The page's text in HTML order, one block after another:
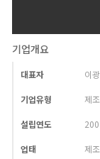
기업개요
대표자 이
기업유형 제
설립연도
업태 제조